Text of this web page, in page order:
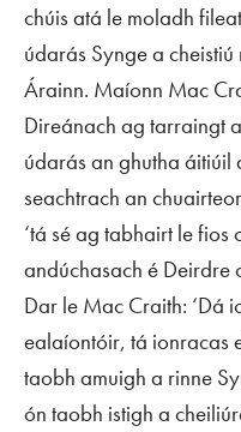
chúis atá le moladh
údarás Synge a
Árainn. Maíonn Mac
Direánach ag tarraingt
údarás an ghutha áitiúil
seachtrach an
‘tá sé ag tabhairt le
andúchasach é Deirdre
Dar le Mac Craith: ‘Dá
ealaíontóir, tá ionracas
taobh amuigh a rinne
ón taobh istigh a